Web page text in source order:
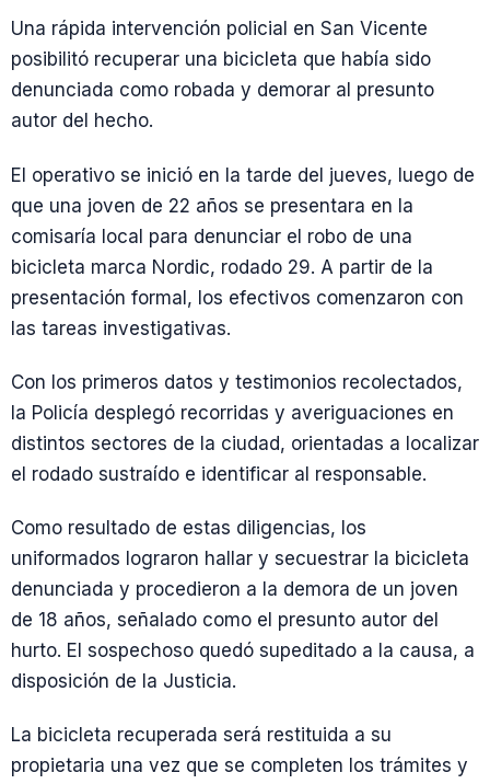
Una rápida intervención policial en San Vicente
posibilitó recuperar una bicicleta que había sido
denunciada como robada y demorar al presunto
autor del hecho.
El operativo se inició en la tarde del jueves, luego de
que una joven de 22 años se presentara en la
comisaría local para denunciar el robo de una
bicicleta marca Nordic, rodado 29. A partir de la
presentación formal, los efectivos comenzaron con
las tareas investigativas.
Con los primeros datos y testimonios recolectados,
la Policía desplegó recorridas y averiguaciones en
distintos sectores de la ciudad, orientadas a localizar
el rodado sustraído e identificar al responsable.
Como resultado de estas diligencias, los
uniformados lograron hallar y secuestrar la bicicleta
denunciada y procedieron a la demora de un joven
de 18 años, señalado como el presunto autor del
hurto. El sospechoso quedó supeditado a la causa, a
disposición de la Justicia.
La bicicleta recuperada será restituida a su
propietaria una vez que se completen los trámites y